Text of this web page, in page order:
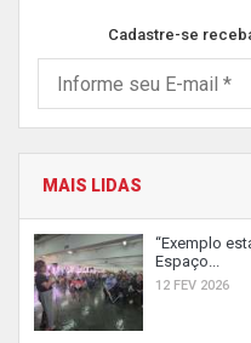
Cadastre-se
MAIS LIDAS
“Exemplo
Espaço...
12 FEV 2026